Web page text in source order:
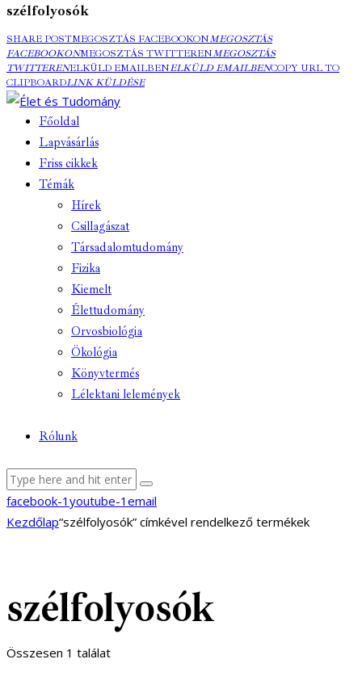
szélfolyosók
SHARE POSTMEGOSZTÁS FACEBOOKONMEGOSZTÁS
FACEBOOKONMEGOSZTÁS TWITTERENMEGOSZTÁS
TWITTERENELKÜLD EMAILBENELKÜLD EMAILBENCOPY URL TO
CLIPBOARDLINK KÜLDÉSE
Főoldal
Lapvásárlás
Friss cikkek
Témák
Hírek
Csillagászat
Társadalomtudomány
Fizika
Kiemelt
Élettudomány
Orvosbiológia
Ökológia
Könyvtermés
Lélektani lelemények
Rólunk
facebook-1 youtube-1 email
Kezdőlap“szélfolyosók” címkével rendelkező termékek
szélfolyosók
Összesen 1 találat